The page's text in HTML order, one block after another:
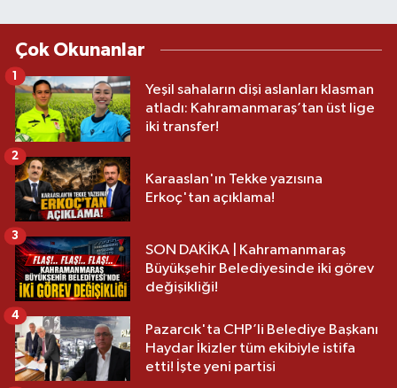
Çok Okunanlar
Yeşil sahaların dişi aslanları klasman
atladı: Kahramanmaraş’tan üst lige
iki transfer!
1
Karaaslan'ın Tekke yazısına
Erkoç'tan açıklama!
2
SON DAKİKA | Kahramanmaraş
Büyükşehir Belediyesinde iki görev
değişikliği!
3
Pazarcık'ta CHP’li Belediye Başkanı
Haydar İkizler tüm ekibiyle istifa
etti! İşte yeni partisi
4